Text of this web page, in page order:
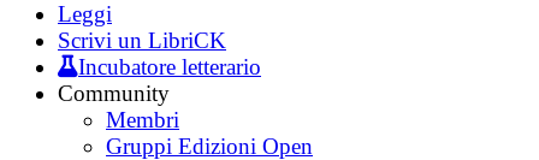
Leggi
Scrivi un LibriCK
Incubatore letterario
Community
Membri
Gruppi Edizioni Open